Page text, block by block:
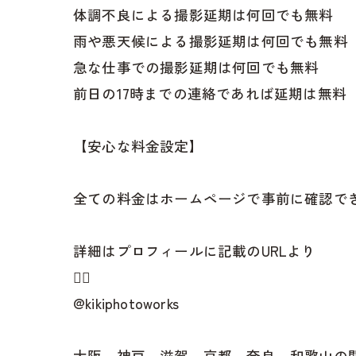
体調不良による撮影延期は何回でも無料
雨や悪天候による撮影延期は何回でも無料
急な仕事での撮影延期は何回でも無料
前日の17時までの連絡であれば延期は無料
【安心な料金設定】
全ての料金はホームページで事前に確認で
詳細はプロフィールに記載のURLより
👇🏻
@kikiphotoworks